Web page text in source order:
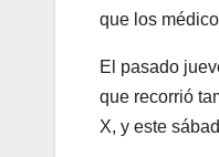
que los
El pasado
que recorrió
X, y este